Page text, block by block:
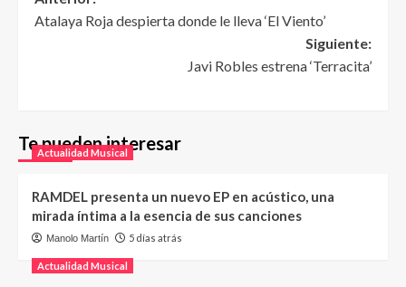
Atalaya Roja despierta donde le lleva ‘El Viento’
Siguiente:
Javi Robles estrena ‘Terracita’
Te pueden interesar
Actualidad Musical
RAMDEL presenta un nuevo EP en acústico, una
mirada íntima a la esencia de sus canciones
Manolo Martín 5 días atrás
Actualidad Musical